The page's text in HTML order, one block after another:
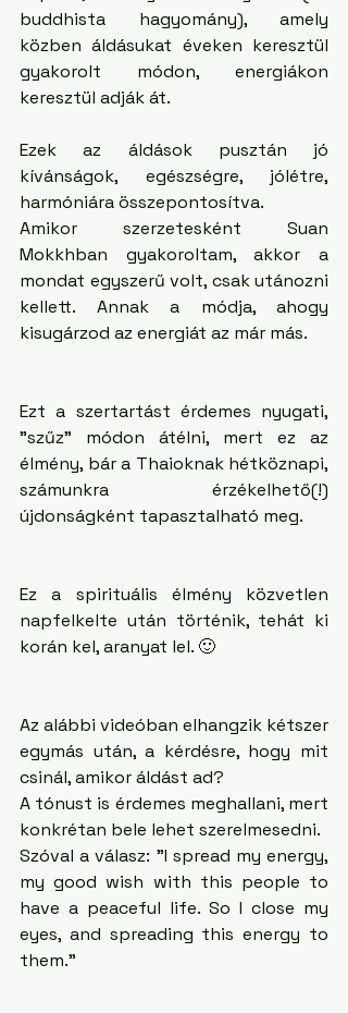
buddhista hagyomány), amely
közben áldásukat éveken keresztül
gyakorolt módon, energiákon
keresztül adják át.
Ezek az áldások pusztán jó
kívánságok, egészségre, jólétre,
harmóniára összepontosítva.
Amikor szerzetesként Suan
Mokkhban gyakoroltam, akkor a
mondat egyszerű volt, csak utánozni
kellett. Annak a módja, ahogy
kisugárzod az energiát az már más.
Ezt a szertartást érdemes nyugati,
"szűz" módon átélni, mert ez az
élmény, bár a Thaioknak hétköznapi,
számunkra érzékelhető(!)
újdonságként tapasztalható meg.
Ez a spirituális élmény közvetlen
napfelkelte után történik, tehát ki
korán kel, aranyat lel. 🙂
Az alábbi videóban elhangzik kétszer
egymás után, a kérdésre, hogy mit
csinál, amikor áldást ad?
A tónust is érdemes meghallani, mert
konkrétan bele lehet szerelmesedni.
Szóval a válasz: "I spread my energy,
my good wish with this people to
have a peaceful life. So I close my
eyes, and spreading this energy to
them."